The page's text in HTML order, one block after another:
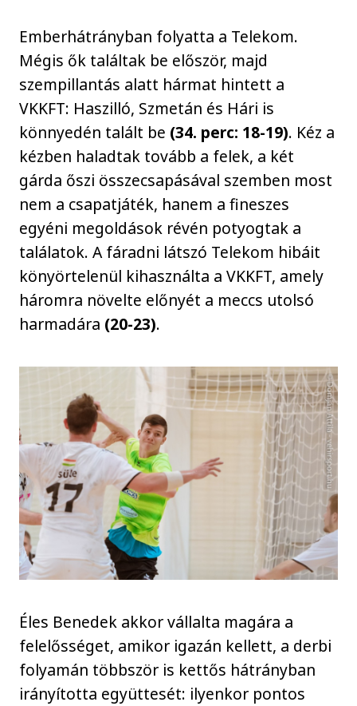
Emberhátrányban folyatta a Telekom.
Mégis ők találtak be először, majd
szempillantás alatt hármat hintett a
VKKFT: Haszilló, Szmetán és Hári is
könnyedén talált be (34. perc: 18-19). Kéz a
kézben haladtak tovább a felek, a két
gárda őszi összecsapásával szemben most
nem a csapatjáték, hanem a fineszes
egyéni megoldások révén potyogtak a
találatok. A fáradni látszó Telekom hibáit
könyörtelenül kihasználta a VKKFT, amely
háromra növelte előnyét a meccs utolsó
harmadára (20-23).
Éles Benedek akkor vállalta magára a
felelősséget, amikor igazán kellett, a derbi
folyamán többször is kettős hátrányban
irányította együttesét: ilyenkor pontos